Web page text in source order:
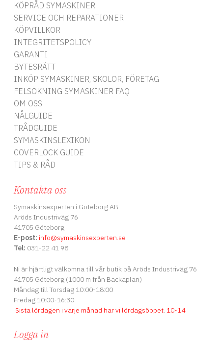
KÖPRÅD SYMASKINER
SERVICE OCH REPARATIONER
KÖPVILLKOR
INTEGRITETSPOLICY
GARANTI
BYTESRÄTT
INKÖP SYMASKINER, SKOLOR, FÖRETAG
FELSÖKNING SYMASKINER FAQ
OM OSS
NÅLGUIDE
TRÅDGUIDE
SYMASKINSLEXIKON
COVERLOCK GUIDE
TIPS & RÅD
Kontakta oss
Symaskinsexperten i Göteborg AB
Aröds Industriväg 76
41705 Göteborg
E-post: info@symaskinsexperten.se
Tel: 031-22 41 98
Ni är hjärtligt välkomna till vår butik på Aröds Industriväg 76
41705 Göteborg (1000 m från Backaplan)
Måndag till Torsdag 10:00-18:00
Fredag 10:00-16:30
Sista lördagen i varje månad har vi lördagsöppet. 10-14
Logga in